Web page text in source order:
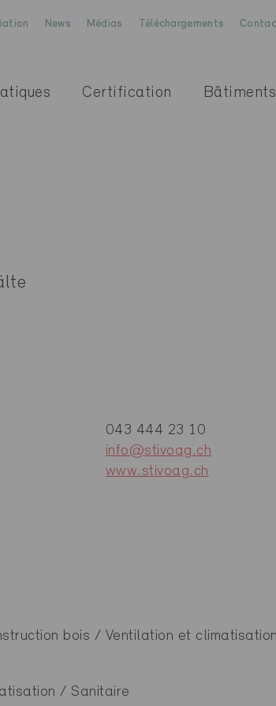
News Médias Téléchargements
Certification Bâtiments
043 444 23 10
info@stivoag.ch
www.stivoag.ch
bois / Ventilation et
/ Sanitaire